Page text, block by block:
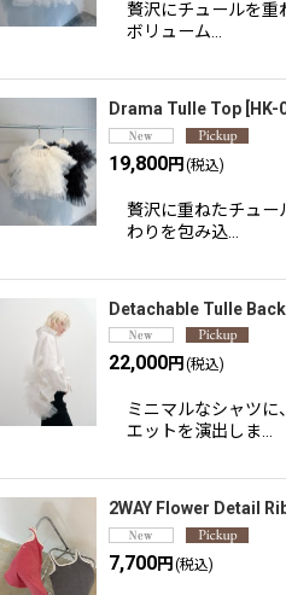
贅沢にチュールを重
ボリューム…
Drama Tulle Top HK-
19,800円(税込)
贅沢に重ねたチュー
わりを包み込…
Detachable Tulle
22,000円 (税込)
ミニマルなシャツ
エットを演出しま…
2WAY Flower Detail
7,700円 (税込)